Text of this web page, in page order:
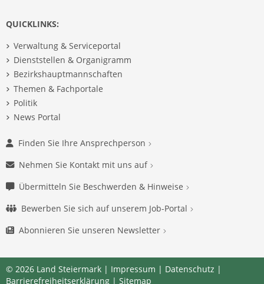
QUICKLINKS:
Verwaltung & Serviceportal
Dienststellen & Organigramm
Bezirkshauptmannschaften
Themen & Fachportale
Politik
News Portal
Finden Sie Ihre Ansprechperson
Nehmen Sie Kontakt mit uns auf
Übermitteln Sie Beschwerden & Hinweise
Bewerben Sie sich auf unserem Job-Portal
Abonnieren Sie unseren Newsletter
© 2026 Land Steiermark | Impressum | Datenschutz |
Barrierefreiheitserklärung | Sitemap